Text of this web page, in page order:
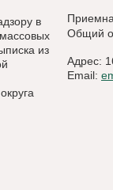
в
из
Общий
Адрес:
Email: